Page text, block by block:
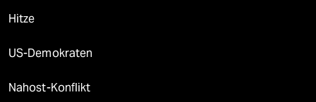
Hitze
US-Demokraten
Nahost-Konflikt